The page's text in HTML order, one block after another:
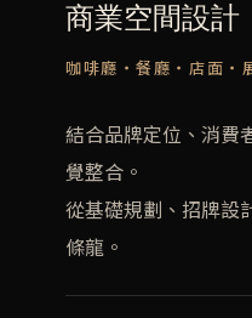
商業空間設計
咖啡廳・餐廳・店面・
結合品牌定位、消費
覺整合。
從基礎規劃、招牌設
條龍。